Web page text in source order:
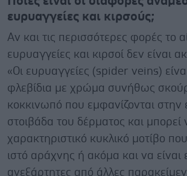
ευρυαγγείες και κιρσούς;
Αν και τις περισσότερες φορές το
ευρυαγγείες και κιρσοί δεν είναι
«Οι ευρυαγγείες (spider veins)
φλεβίδια με χρώμα συνήθως
κοκκινωπό που εμφανίζονται στην
στοιβάδα του δέρματος και μπορεί
χαρακτηριστικό κυκλικό μοτίβο
ιστό αράχνης ή ακόμα και να είναι
ανεξάρτητες από άλλες